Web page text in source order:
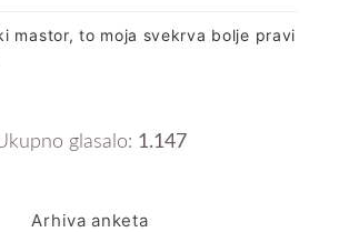
mastor, to moja svekrva bolje pravi
glasalo: 1.147
Arhiva anketa